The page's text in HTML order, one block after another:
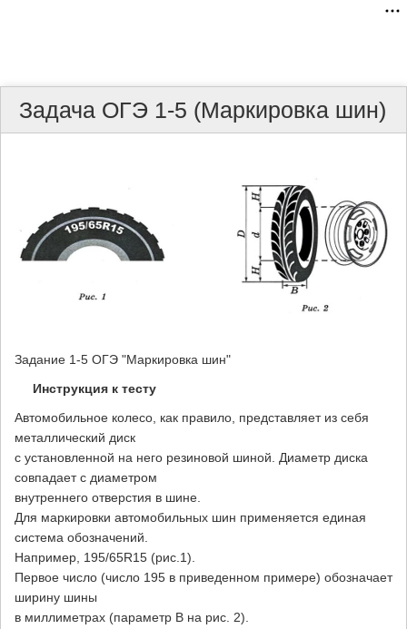
Задача ОГЭ 1-5 (Маркировка шин)
Задание 1-5 ОГЭ "Маркировка шин"
Инструкция к тесту
Автомобильное колесо, как правило, представляет из себя
металлический диск
с установленной на него резиновой шиной. Диаметр диска
совпадает с диаметром
внутреннего отверстия в шине.
Для маркировки автомобильных шин применяется единая
система обозначений.
Например, 195/65R15 (рис.1).
Первое число (число 195 в приведенном примере) обозначает
ширину шины
в миллиметрах (параметр В на рис. 2).